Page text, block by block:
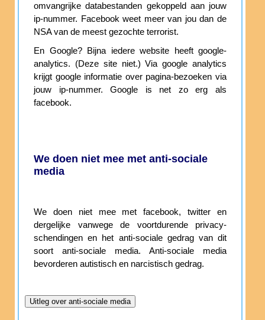
omvangrijke databestanden gekoppeld aan jouw
ip-nummer. Facebook weet meer van jou dan de
NSA van de meest gezochte terrorist.
En Google? Bijna iedere website heeft google-
analytics. (Deze site niet.) Via google analytics
krijgt google informatie over pagina-bezoeken via
jouw ip-nummer. Google is net zo erg als
facebook.
We doen niet mee met anti-sociale
media
We doen niet mee met facebook, twitter en
dergelijke vanwege de voortdurende privacy-
schendingen en het anti-sociale gedrag van dit
soort anti-sociale media. Anti-sociale media
bevorderen autistisch en narcistisch gedrag.